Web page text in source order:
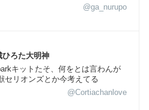
@ga_nurupo
ろた大明神
キットたそ、何をとは言わんが
セリオンズとか今考えてる
@Cortiachanlove